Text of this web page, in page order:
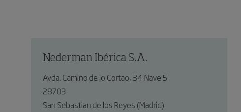
Nederman Ibérica S.A.
Avda. Camino de lo Cortao, 34 Nave 5
28703
San Sebastian de los Reyes (Madrid)